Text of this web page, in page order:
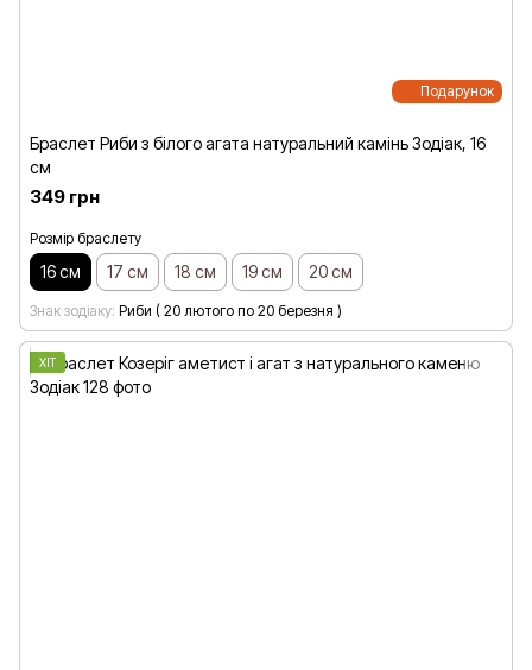
Подарунок
Браслет Риби з білого агата натуральний камінь Зодіак, 16
см
349 грн
Розмір браслету
16 см 17 см 18 см 19 см 20 см
Знак зодіаку Риби ( 20 лютого по 20 березня )
ХІТ